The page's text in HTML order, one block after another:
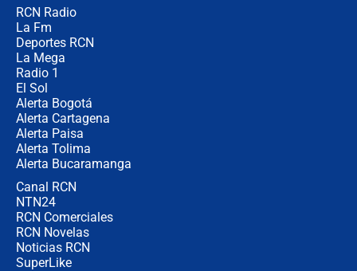
RCN Radio
La Fm
Deportes RCN
La Mega
Radio 1
El Sol
Alerta Bogotá
Alerta Cartagena
Alerta Paisa
Alerta Tolima
Alerta Bucaramanga
Canal RCN
NTN24
RCN Comerciales
RCN Novelas
Noticias RCN
SuperLike